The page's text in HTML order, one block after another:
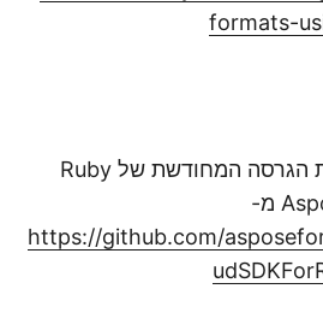
formats-
אתה יכול להוריד את הגרסה המחודשת של Ruby
https://github.com/